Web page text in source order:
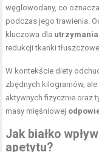
węglowodany, co
podczas jego trawienia.
kluczowa dla utrzymania
redukcji tkanki
W kontekście diety
zbędnych kilogramów,
aktywnych fizycznie oraz
masy mięśniowej
Jak białko
apetytu?